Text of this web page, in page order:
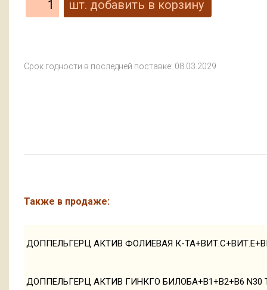
Срок годности в последней поставке: 08.03.2029
Также в продаже:
ДОППЕЛЬГЕРЦ АКТИВ ФОЛИЕВАЯ К-
ДОППЕЛЬГЕРЦ АКТИВ ГИНКГО БИЛОБА+В1+В2+В6 N30